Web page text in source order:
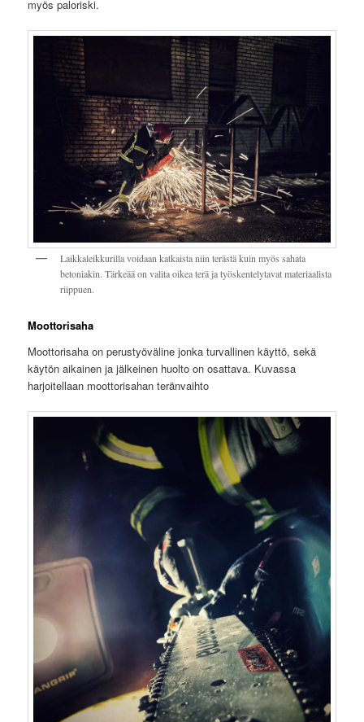
myös paloriski.
Laikkaleikkurilla voidaan katkaista niin terästä kuin myös sahata
betoniakin. Tärkeää on valita oikea terä ja työskentelytavat materiaalista
riippuen.
Moottorisaha
Moottorisaha on perustyöväline jonka turvallinen käyttö, sekä
käytön aikainen ja jälkeinen huolto on osattava. Kuvassa
harjoitellaan moottorisahan teränvaihto